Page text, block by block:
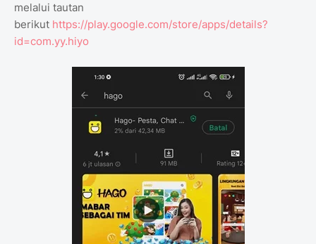
melalui tautan
berikut https://play.google.com/store/apps/details?
id=com.yy.hiyo